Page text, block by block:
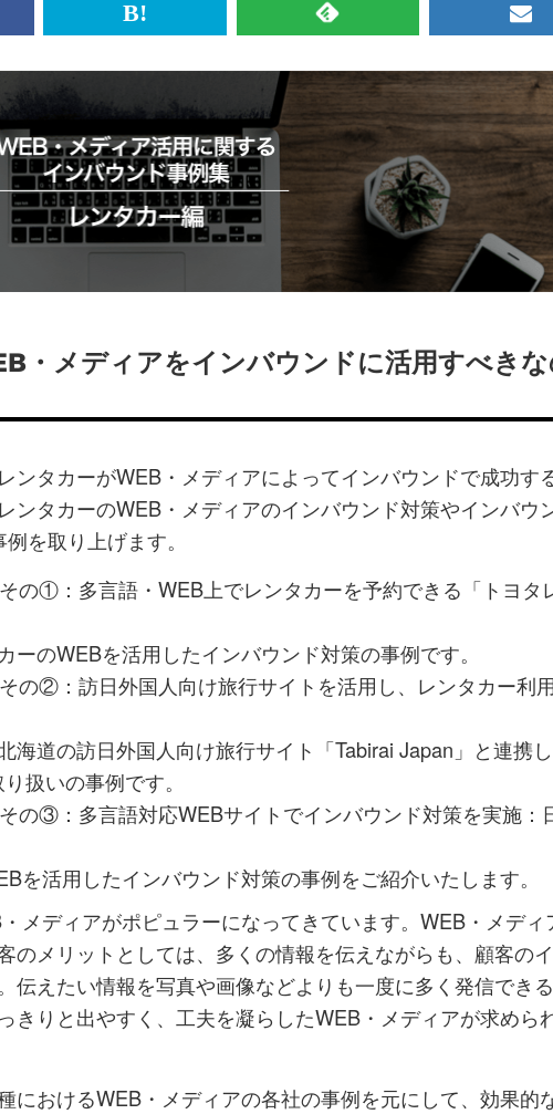
は
ブ
ッ
ク
マ
ー
ク
追
加
RSS
記
事
を
購
す
る
メ
マ
ガ
登
録
す
る
・メディアをインバウンドに活用すべき
ンタカーがWEB・メディアによってインバウンドで成功す
ンタカーのWEB・メディアのインバウンド対策やインバウ
を取り上げます。
の①：多言語・WEB上でレンタカーを予約できる「トヨタ
ーのWEBを活用したインバウンド対策の事例です。
の②：訪日外国人向け旅行サイトを活用し、レンタカー利
海道の訪日外国人向け旅行サイト「Tabirai Japan」と連携
扱いの事例です。
の③：多言語対応WEBサイトでインバウンド対策を実施：
を活用したインバウンド対策の事例をご紹介いたします。
メディアがポピュラーになってきています。WEB・メディ
のメリットとしては、多くの情報を伝えながらも、顧客の
伝えたい情報を写真や画像などよりも一度に多く発信でき
きりと出やすく、工夫を凝らしたWEB・メディアが求めら
におけるWEB・メディアの各社の事例を元にして、効果的